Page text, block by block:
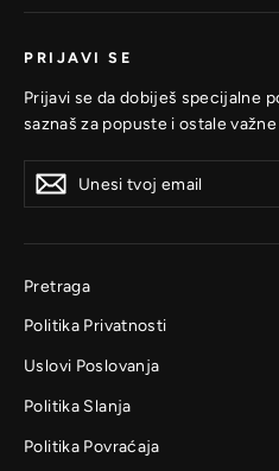
PRIJAVI SE
Prijavi se da dobiješ specijalne
saznaš za popuste i ostale
tvoj
se
Prijavi
se
Pretraga
Politika Privatnosti
Uslovi Poslovanja
Politika Slanja
Politika Povraćaja